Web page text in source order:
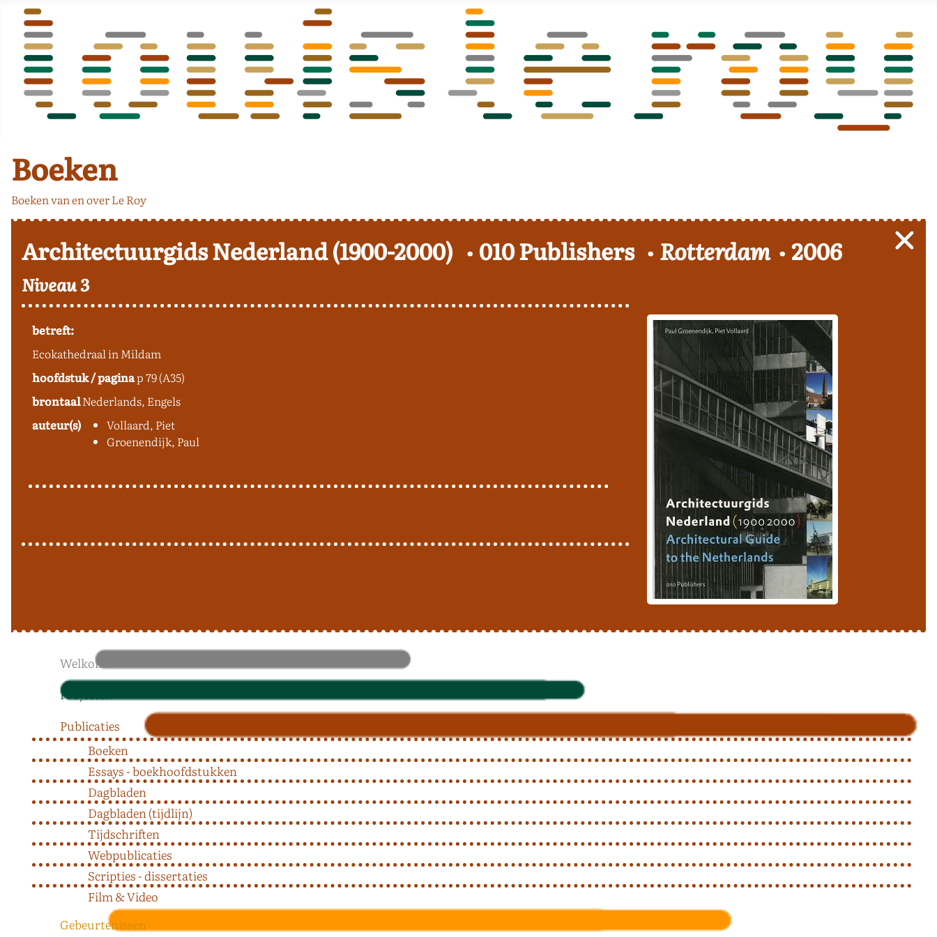
Welkom
Projecten
Publicaties
Boeken
Essays - boekhoofdstukken
Dagbladen
Dagbladen (tijdlijn)
Tijdschriften
Webpublicaties
Scripties - dissertaties
Film & Video
Gebeurtenissen
Boeken
Boeken van en over Le Roy
Architectuurgids Nederland (1900-2000) 010 Publishers Rotterdam 2006
Niveau 3
betreft:
Ecokathedraal in Mildam
hoofdstuk / paginap 79 (A35)
brontaalNederlands, Engels
auteur(s)
Vollaard, Piet
Groenendijk, Paul